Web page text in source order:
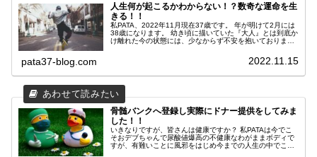
人生何が起こるかわからない！？数奇な運命を生
きる！！
私PATA、2022年11月現在37歳です。 年が明けて2月には
38歳になります。 幼き頃に描いていた『大人』とは到底か
け離れた今の状態には、少なからず不安を抱いておりま
り、「この先一体全体どうなってしまうんだろう？」とガ
ラにもなくおセンチになっている次第です。 『人の不幸は
れでは、私PATAの数奇な運命に少しばかりお付き合いくだ
さいませ...
pata37-blog.com 2022.11.15
骨髄バンクへ登録し実際にドナー提供をしてみま
した！！
いきなりですが、皆さんは健康ですか？ 私PATAは今でこ
そおデブちゃんで尿酸値爆高の不健康なわがままボディで
すが、有難いことに風邪をはじめ今までの人生の中でこれ